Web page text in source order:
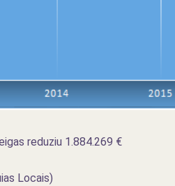
reduziu 1.884.269 €
Locais)